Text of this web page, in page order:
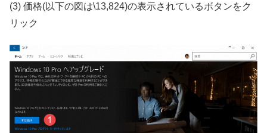
(3) 価格(以下の図は\13,824)の表示されているボタンをク
リック